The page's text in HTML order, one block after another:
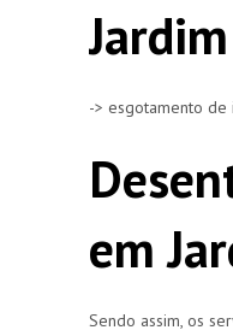
-> esgotamento de
em
Sendo assim, os